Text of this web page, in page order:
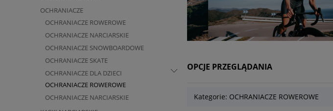
OCHRANIACZE
OCHRANIACZE ROWEROWE
OCHRANIACZE NARCIARSKIE
OCHRANIACZE SNOWBOARDOWE
OCHRANIACZE SKATE
OCHRANIACZE DLA DZIECI
OCHRANIACZE ROWEROWE
OCHRANIACZE NARCIARSKIE
OPCJE PRZEGLĄDANIA
Kategorie: OCHRANIACZE ROWEROWE